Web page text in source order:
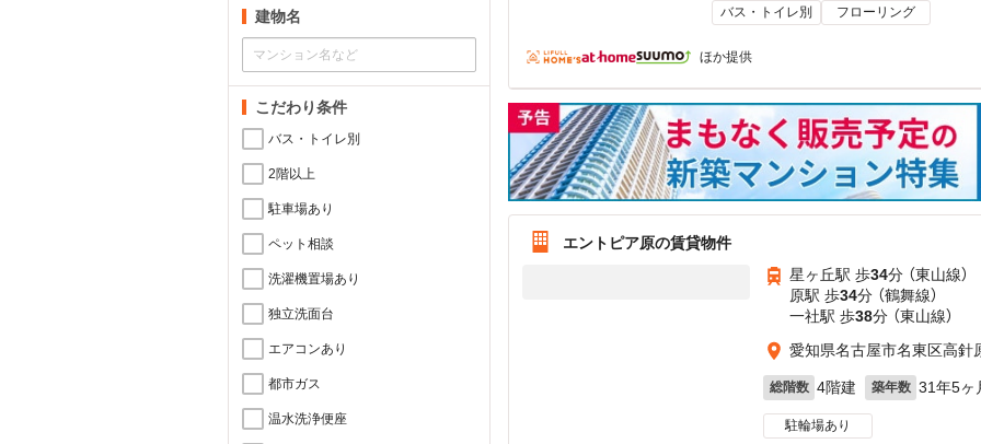
建物名
こだわり条件
バス・トイレ別
2階以上
駐車場あり
ペット相談
洗濯機置場あり
独立洗面台
エアコンあり
都市ガス
温水洗浄便座
バス・トイレ別 フローリング
ほか提供
エントピア原の賃貸物件
星ヶ丘駅 歩34分 （東山線）
原駅 歩34分 （鶴舞線）
一社駅 歩38分 （東山線）
愛知県名古屋市名東区高針
総階数 4階建 築年数 31年5ヶ
駐輪場あり